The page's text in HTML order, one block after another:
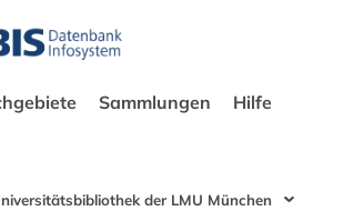
Sammlungen Hilfe
der LMU München